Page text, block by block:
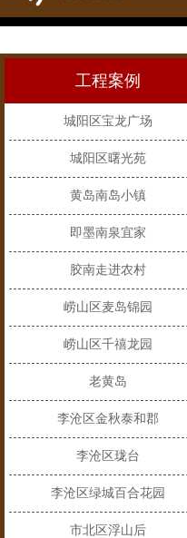
工程案例
城阳区宝龙广场
城阳区曙光苑
黄岛南岛小镇
即墨南泉宜家
胶南走进农村
崂山区麦岛锦园
崂山区千禧龙园
老黄岛
李沧区金秋泰和郡
李沧区珑台
李沧区绿城百合花园
市北区浮山后